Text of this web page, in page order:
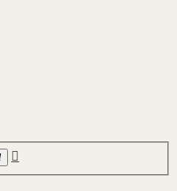
Rechercher